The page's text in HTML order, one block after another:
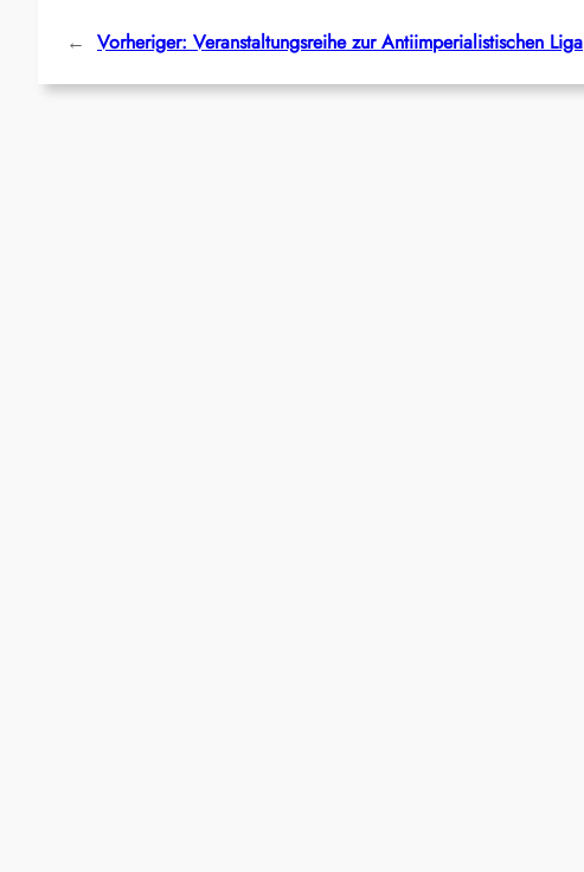
← Vorheriger: Veranstaltungsreihe zur Antiimperialistischen Liga